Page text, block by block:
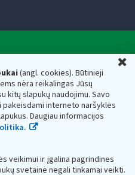
(angl. cookies). Būtinieji
nėra reikalingas Jūsų
kitų slapukų naudojimu. Savo
interneto naršyklės
Daugiau informacijos
veikimui ir įgalina pagrindines
svetainė negali tinkamai veikti.
kodas — 188659752,
Vilnius, Lietuva, el.paštas:
188659752
inspekciją prie Lietuvos
ir saugomi Juridinių